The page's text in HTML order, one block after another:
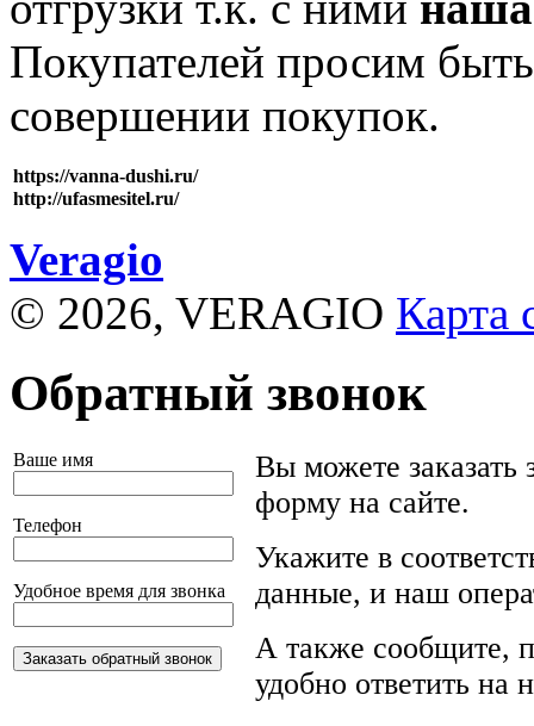
Покупателей просим
совершении покупок.
https://vanna-dushi.ru/
http://ufasmesitel.ru/
Veragio
© 2026, VERAGIO Карта
Обратный звонок
Ваше имя
Телефон
Удобное время для звонка
Вы можете заказать
форму на сайте.
Укажите в
данные, и наш
А также сообщите,
удобно ответить на